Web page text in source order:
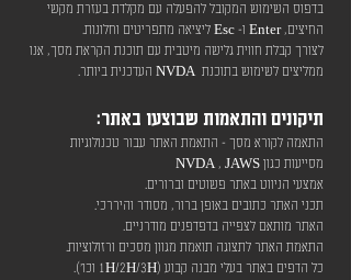
בדפוס השימוש המקובל להפעלה עם מקלדת בעזרת מקשי
החיצים, Enter ו- Esc ליציאה מתפריטים וחלונות.
לצורך קבלת חווית גלישה מיטבית עם תוכנת הקראת מסך, אנו
ממליצים לשימוש בתוכנת NVDA העדכנית ביותר.
תיקונים והתאמות שבוצעו באתר:
התאמה לקורא מסך - התאמת האתר עבור טכנולוגיות
מסייעות כגון NVDA , JAWS
אמצעי הניווט באתר פשוטים וברורים.
תכני האתר כתובים באופן ברור, מסודר והיררכי.
האתר מותאם לצפייה בדפדפנים מודרניים.
התאמת האתר לתצוגה תואמת מגוון מסכים ורזולוציות.
כל הדפים באתר בעלי מבנה קבוע (1H/2H/3H וכו').